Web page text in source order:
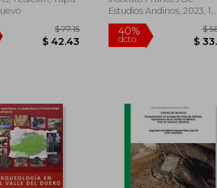
Estudios Andinos, 2023, 1
Edición, Tapa Blanda,
Nuevo